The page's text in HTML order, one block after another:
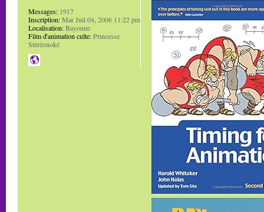
Messages: 1917
Inscription:Mar Juil 04, 2006 11:22 pm
Localisation:Bayonne
Film d'animation culte:Princesse
Stéréonoké